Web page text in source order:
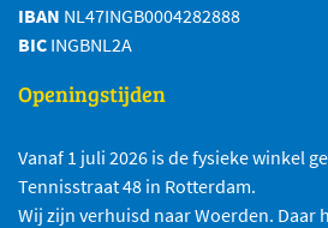
IBAN NL47INGB0004282888
BIC INGBNL2A
Openingstijden
Vanaf 1 juli 2026 is de fysieke winkel
Tennisstraat 48 in Rotterdam.
Wij zijn verhuisd naar Woerden. Daar